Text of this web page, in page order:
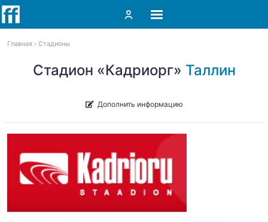
Главная Стадионы
Стадион «Кадриорг» Таллин
Дополнить информацию